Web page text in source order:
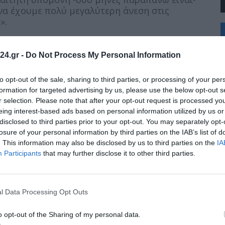
- Do Not Process My Personal Information
opt-out of the sale, sharing to third parties, or processing of your
for targeted advertising by us, please use the below opt-out
selection. Please note that after your opt-out request is processed
interest-based ads based on personal information utilized by us
to third parties prior to your opt-out. You may separately
of your personal information by third parties on the IAB’s list of
This information may also be disclosed by us to third parties on the
Participants that may further disclose it to other third parties.
Data Processing Opt Outs
opt-out of the Sharing of my personal data.
έχουμε πολύ μεγαλύτερη άνεση στις
γραμμής, ο ίδιος σημείωσε ότι
διάστημα θα γίνουν σχετικές
δεν συμβαίνει μόνο στο μετρό στη
στο εξωτερικό».
αυτό επίτευγμα», το μετρό
ο υφυπουργός Υποδομών, Νίκος Ταχιάος,
τους νέους είναι κάτι πολύ σημαντικό. Ο
έρευνα του Εμποροβιομηχανικού
της Θεσσαλονίκης το έχουν βάλει στη
είναι εντυπωσιακό ότι οι επιβάτες είναι
έχουν συστηματοποιήσει την χρήση του
πολύ σημαντικό και το έχω διαπιστώσει
απευθυνόμενος και στους μεγαλύτερους
επίτευγμα και πρέπει να αισθάνονται ότι
ζωή, στη δική τους καθημερινότητα.
+
°